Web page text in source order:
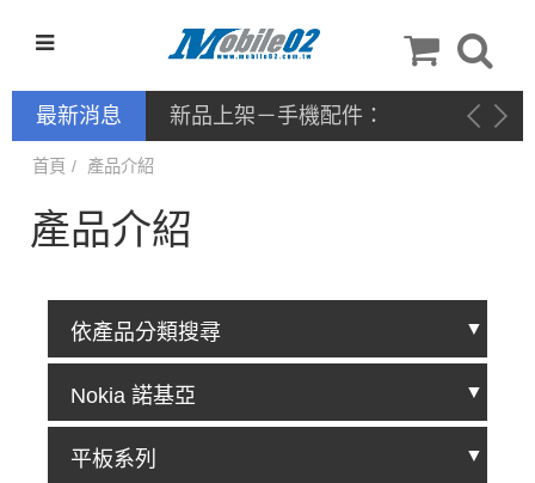
最新消息
新品上架－手機配件：
NILLKIN
首頁 產品介紹
產品介紹